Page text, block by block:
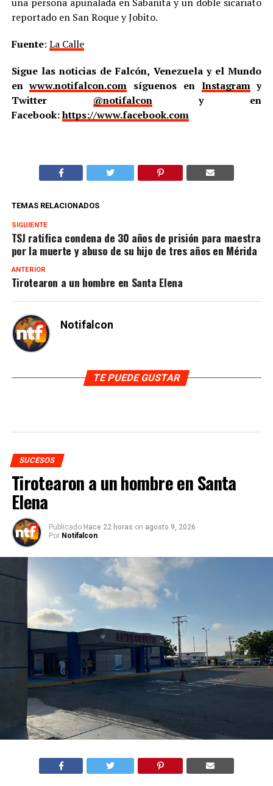
una persona apuñalada en Sabanita y un doble sicariato
reportado en San Roque y Jobito.
Fuente: La Calle
Sigue las noticias de Falcón, Venezuela y el Mundo
enwww.notifalcon.com síguenos en Instagramy
Twitter @notifalcony en
Facebook:https://www.facebook.com
TEMAS RELACIONADOS
SIGUIENTE
TSJ ratifica condena de 30 años de prisión para maestra
por la muerte y abuso de su hijo de tres años en Mérida
ANTERIOR
Tirotearon a un hombre en Santa Elena
Notifalcon
TE PUEDE GUSTAR
SUCESOS
Tirotearon a un hombre en Santa
Elena
Publicado Hace 22 horas on agosto 9, 2026
Por Notifalcon